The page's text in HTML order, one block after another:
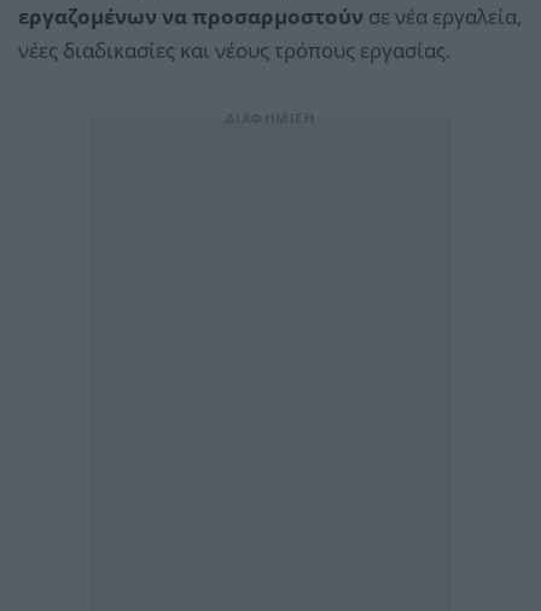
εργαζομένων να προσαρμοστούν σε νέα εργαλεία,
νέες διαδικασίες και νέους τρόπους εργασίας.